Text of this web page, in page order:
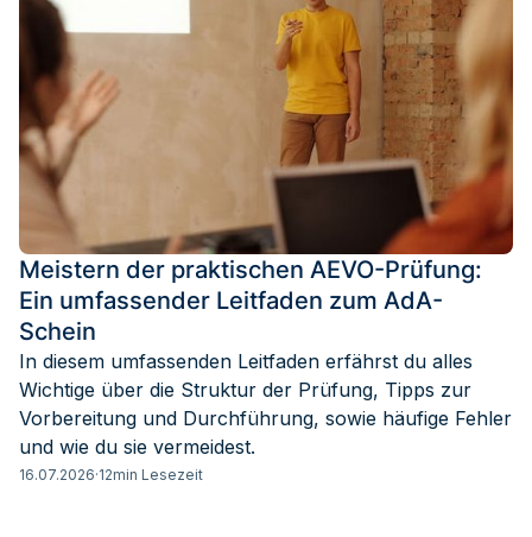
Meistern der praktischen AEVO-Prüfung:
Ein umfassender Leitfaden zum AdA-
Schein
In diesem umfassenden Leitfaden erfährst du alles
Wichtige über die Struktur der Prüfung, Tipps zur
Vorbereitung und Durchführung, sowie häufige Fehler
und wie du sie vermeidest.
16.07.2026·12min Lesezeit